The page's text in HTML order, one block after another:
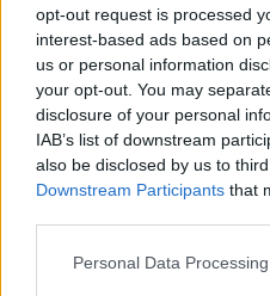
opt-out request is processed
interest-based ads based on
us or personal information
your opt-out. You may
disclosure of your personal
IAB’s list of downstream
also be disclosed by us to
Downstream Participants that
Please note that this website/
Personal Data